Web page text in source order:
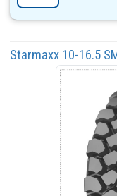
Starmaxx 10-16.5